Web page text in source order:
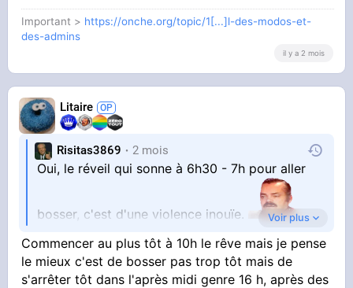
Important > https://onche.org/topic/1[...]l-des-modos-et-
des-admins
il y a 2 mois
Litaire
Risitas3869 2 mois
Oui, le réveil qui sonne à 6h30 - 7h pour aller
bosser, c'est d'une violence inouïe.
C'est pour ça que je veux un boulot avec de la
flexibilité horaire afin de ne travailler que
Voir plus
Commencer au plus tôt à 10h le rêve mais je pense
le mieux c'est de bosser pas trop tôt mais de
s'arrêter tôt dans l'après midi genre 16 h, après des